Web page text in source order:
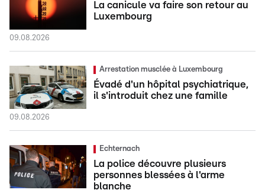
La canicule va faire son retour au
Luxembourg
09.08.2026
Arrestation musclée à Luxembourg
Évadé d'un hôpital psychiatrique,
il s'introduit chez une famille
09.08.2026
Echternach
La police découvre plusieurs
personnes blessées à l'arme
blanche